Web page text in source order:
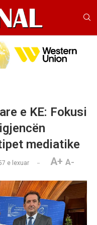
e KE: Fokusi
mediatike
e lexuar A+ A-